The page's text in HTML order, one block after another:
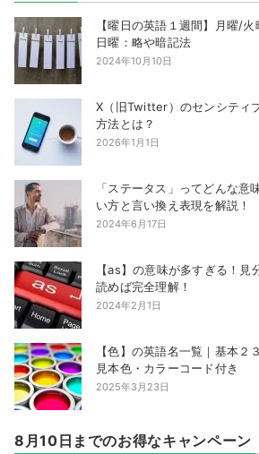
【曜日の英語１週間】月曜/
日曜：略や暗記法
2024年10月10日
X（旧Twitter）のセンシティ
方法とは？
2026年1月1日
「ステータス」ってどんな意
い方と言い換え表現を解説！
2024年6月17日
【as】の意味が多すぎる！見
読めば完全理解！
2024年2月1日
【色】の英語名一覧｜基本２
見本色・カラーコード付き
2025年3月23日
8月10日までのお得なキャンペーン